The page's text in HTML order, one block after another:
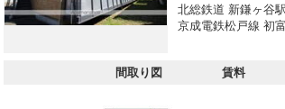
北総鉄道 新鎌ヶ谷
京成電鉄松戸線 初
間取り図 賃料